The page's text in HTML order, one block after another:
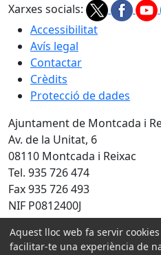
Xarxes socials:
Accessibilitat
Avís legal
Contactar
Crèdits
Protecció de dades
Ajuntament de Montcada i
Av. de la Unitat, 6
08110 Montcada i Reixac
Tel. 935 726 474
Fax 935 726 493
NIF P0812400J
Amb la col·laboració de:
Aquest lloc web fa servir
facilitar-te una experiència de